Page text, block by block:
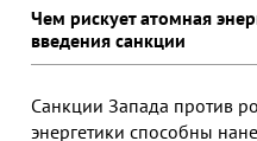
Чем рискует атомная
введения санкции
Санкции Запада против
энергетики способны